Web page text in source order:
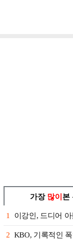
가장 많이 본
1 이강인, 드디어
2 KBO, 기록적인